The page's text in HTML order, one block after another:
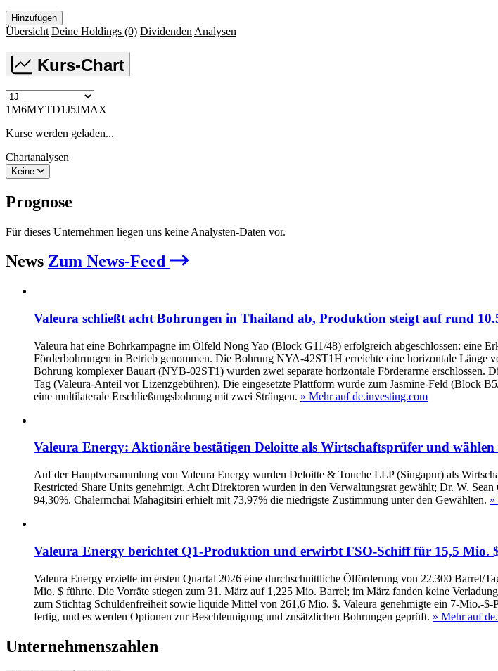
Hinzufügen
Übersicht Deine Holdings (0) Dividenden Analysen
Kurs-Chart
1M6MYTD1J5JMAX
Kurse werden geladen...
Chartanalysen
Keine
Prognose
Für dieses Unternehmen liegen uns keine Analysten-Daten vor.
News Zum News-Feed
Valeura schließt acht Bohrungen in Thailand ab, Produktion steigt auf rund
Valeura hat eine Bohrkampagne im Ölfeld Nong Yao (Block G11/48) erfolgreich abgeschlossen: eine
Förderbohrungen in Betrieb genommen. Die Bohrung NYA-42ST1H erreichte eine horizontale
Bohrung komplexer Bauart (NYB-02ST1) wurden zwei separate horizontale Förderarme erschlossen.
Tag (Valeura-Anteil vor Lizenzgebühren). Die eingesetzte Plattform wurde zum Jasmine-Feld (Block
eine multilaterale Erschließungsbohrung mit zwei Strängen. » Mehr auf de.investing.com
Valeura Energy: Aktionäre bestätigen Deloitte als Wirtschaftsprüfer und
Auf der Hauptversammlung von Valeura Energy wurden Deloitte & Touche LLP (Singapur) als
Restricted Share Units genehmigt. Acht Direktoren wurden in den Verwaltungsrat gewählt; Dr. W.
94,30%. Chalermchai Mahagitsiri erhielt mit 73,97% die niedrigste Zustimmung unter den Gewählten. »
Valeura Energy berichtet Q1-Produktion und erwirbt FSO‑Schiff für 15,5 Mio.
Valeura Energy erzielte im ersten Quartal 2026 eine durchschnittliche Ölförderung von 22.300 Barrel/
Mio. $ führte. Die Vorräte stiegen zum 31. März auf 1,225 Mio. Barrel; im März fanden keine
zum Stichtag Schuldenfreiheit sowie liquide Mittel von 261,6 Mio. $. Valeura genehmigte ein 7‑Mio.-
fertig, und es werden Optionen zur Beschleunigung und zusätzlichen Bohrungen geprüft. » Mehr auf
Unternehmenszahlen